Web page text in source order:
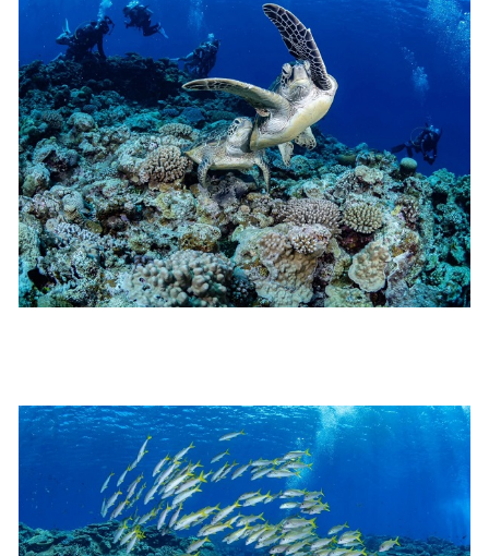
験については当日ご申告いただきますので、ご不安のあ
る方は事前にご相談ください。
7.器材やスーツのレンタル
ホエールスイム参加時に使用する器材やスーツのレンタ
ルをご希望の方は、事前にお申し出ください。
承諾しました。
危険の告知
ホエールスイムは、通常のスノーケリングやスキンダイビ
す。そして、これらを要因として傷害や損害が発生する場
合があります。またホエールスイムでは、これら以外にも
想定できないトラブルが発生する可能性があります。
参加者はこれらのリスクを理解し、傷害や損害につながっ
た場合、またはその他いかなる理由があっても、当ツアー
開催主催者とガイド、船舶の保有者及び船長に対して損害